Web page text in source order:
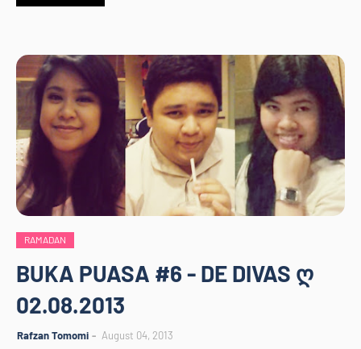
RAMADAN
BUKA PUASA #6 - DE DIVAS ღ
02.08.2013
Rafzan Tomomi
August 04, 2013